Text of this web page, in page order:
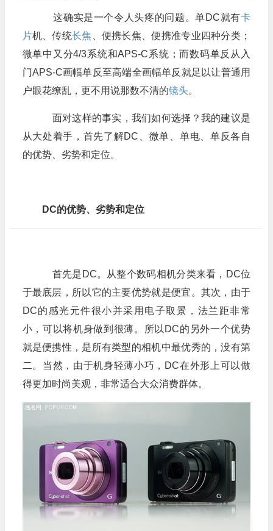
这确实是一个令人头疼的问题。单DC就有卡
片机、传统长焦 、便携长焦、便携准专业四种分类；
微单中又分4/3系统和APS-C系统；而数码单反从入
门APS-C画幅单反至高端全画幅单反就足以让普通用
户眼花缭乱，更不用说那数不清的镜头。
面对这样的事实，我们如何选择？我的建议是
从大处着手，首先了解DC、微单、单电、单反各自
的优势、劣势和定位。
DC的优势、劣势和定位
首先是DC。从整个数码相机分类来看，DC位
于最底层，所以它的主要优势就是便宜。其次，由于
DC的感光元件很小并采用电子取景，法兰距非常
小，可以将机身做到很薄。所以DC的另外一个优势
就是便携性，是所有类型的相机中最优秀的，没有第
二。当然，由于机身轻薄小巧，DC在外形上可以做
得更加时尚美观，非常适合大众消费群体。